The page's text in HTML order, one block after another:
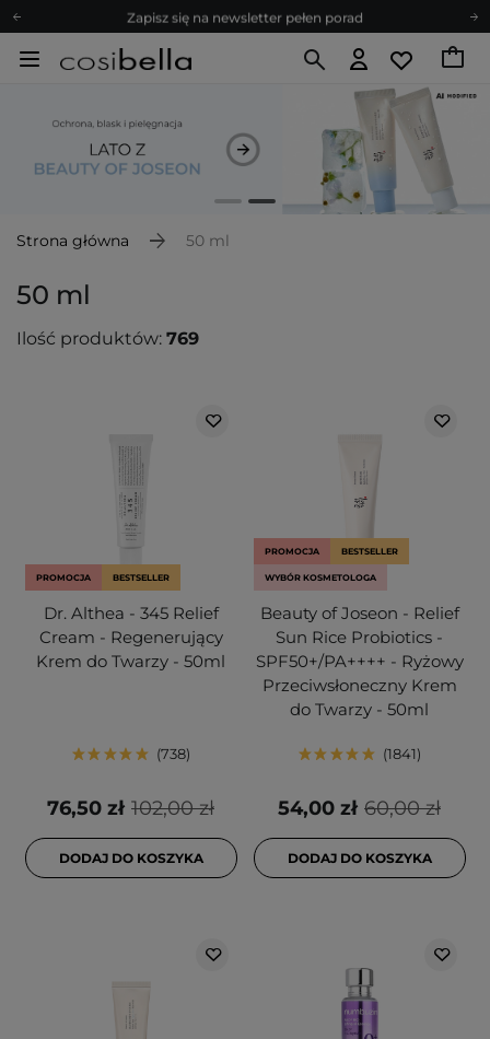
Zapisz się na newsletter pełen porad
Bezpłatne konsultacje kosmetologiczne
Poleć nas i zyskaj jeszcze więcej punktów
Zapisz się na newsletter pełen porad
Strona główna 50 ml
50 ml
Ilość produktów: 769
PROMOCJA BESTSELLER
Dr. Althea - 345 Relief
Cream - Regenerujący
Krem do Twarzy - 50ml
738
102,00 zł
76,50 zł
DODAJ DO KOSZYKA
PROMOCJA BESTSELLER
WYBÓR KOSMETOLOGA
Beauty of Joseon - Relief
Sun Rice Probiotics -
SPF50+/PA++++ - Ryżowy
Przeciwsłoneczny Krem
do Twarzy - 50ml
1841
60,00 zł
54,00 zł
DODAJ DO KOSZYKA